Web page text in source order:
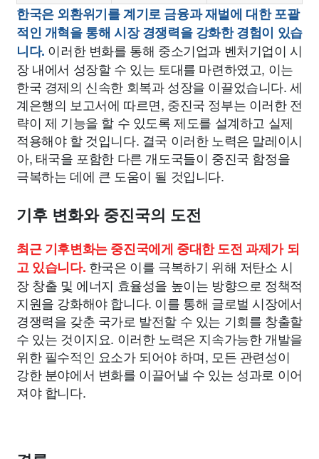
한국은 외환위기를 계기로 금융과 재벌에 대한 포괄
적인 개혁을 통해 시장 경쟁력을 강화한 경험이 있습
니다. 이러한 변화를 통해 중소기업과 벤처기업이 시
장 내에서 성장할 수 있는 토대를 마련하였고, 이는
한국 경제의 신속한 회복과 성장을 이끌었습니다. 세
계은행의 보고서에 따르면, 중진국 정부는 이러한 전
략이 제 기능을 할 수 있도록 제도를 설계하고 실제
적용해야 할 것입니다. 결국 이러한 노력은 말레이시
아, 태국을 포함한 다른 개도국들이 중진국 함정을
극복하는 데에 큰 도움이 될 것입니다.
기후 변화와 중진국의 도전
최근 기후변화는 중진국에게 중대한 도전 과제가 되
고 있습니다. 한국은 이를 극복하기 위해 저탄소 시
장 창출 및 에너지 효율성을 높이는 방향으로 정책적
지원을 강화해야 합니다. 이를 통해 글로벌 시장에서
경쟁력을 갖춘 국가로 발전할 수 있는 기회를 창출할
수 있는 것이지요. 이러한 노력은 지속가능한 개발을
위한 필수적인 요소가 되어야 하며, 모든 관련성이
강한 분야에서 변화를 이끌어낼 수 있는 성과로 이어
져야 합니다.